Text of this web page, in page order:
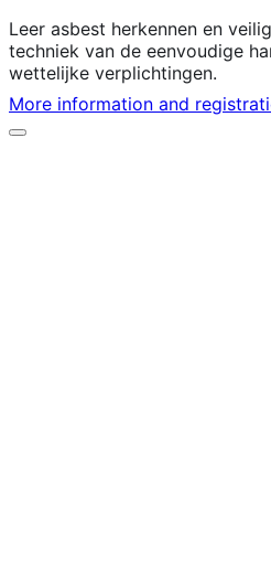
Leer asbest herkennen en
techniek van de eenvoudige
wettelijke verplichtingen.
More information and